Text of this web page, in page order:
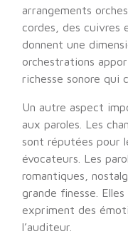
arrangements
cordes, des cuivres
donnent une
orchestrations
richesse sonore qui
Un autre aspect
aux paroles. Les
sont réputées pour
évocateurs. Les
romantiques,
grande finesse.
expriment des
l’auditeur.